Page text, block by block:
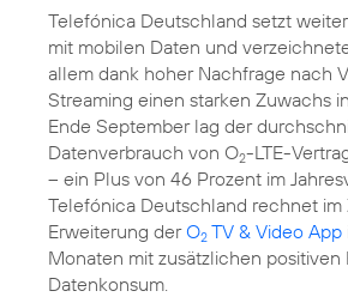
Telefónica Deutschland setzt
mit mobilen Daten und
allem dank hoher Nachfrage nach
Streaming einen starken Zuwachs
Ende September lag der
Datenverbrauch von O2-LTE-
– ein Plus von 46 Prozent im
Telefónica Deutschland rechnet im
Erweiterung derO2 TV & Video App
Monaten mit zusätzlichen positiven
Datenkonsum.